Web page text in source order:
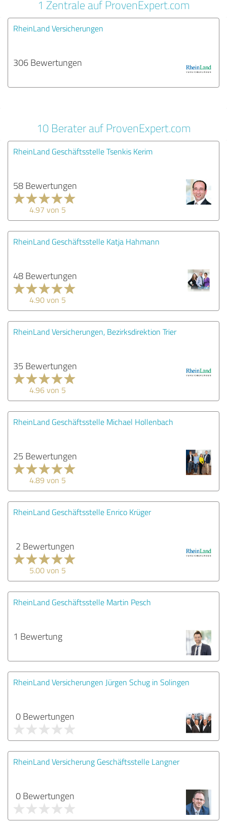
1 Zentrale auf ProvenExpert.com
RheinLand Versicherungen
306 Bewertungen
10 Berater auf ProvenExpert.com
RheinLand Geschäftsstelle Tsenkis Kerim
58 Bewertungen
4.97 von 5
RheinLand Geschäftsstelle Katja Hahmann
48 Bewertungen
4.90 von 5
RheinLand Versicherungen, Bezirksdirektion Trier
35 Bewertungen
4.96 von 5
RheinLand Geschäftsstelle Michael Hollenbach
25 Bewertungen
4.89 von 5
RheinLand Geschäftsstelle Enrico Krüger
2 Bewertungen
5.00 von 5
RheinLand Geschäftsstelle Martin Pesch
1 Bewertung
RheinLand Versicherungen Jürgen Schug in Solingen
0 Bewertungen
RheinLand Versicherung Geschäftsstelle Langner
0 Bewertungen